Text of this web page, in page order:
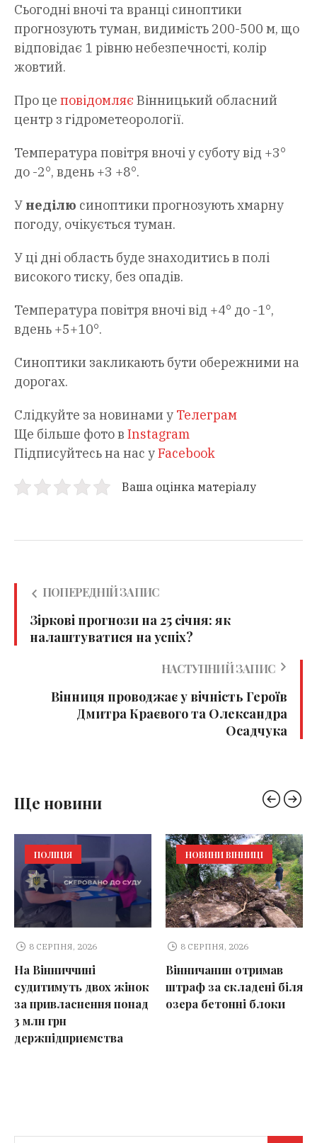
Сьогодні вночі та вранці синоптики
прогнозують туман, видимість 200-500 м, що
відповідає 1 рівню небезпечності, колір
жовтий.
Про це повідомляє Вінницький обласний
центр з гідрометеорології.
Температура повітря вночі у суботу від +3°
до -2°, вдень +3 +8°.
У неділю синоптики прогнозують хмарну
погоду, очікується туман.
У ці дні область буде знаходитись в полі
високого тиску, без опадів.
Температура повітря вночі від +4° до -1°,
вдень +5+10°.
Синоптики закликають бути обережними на
дорогах.
Слідкуйте за новинами у Телеграм
Ще більше фото в Instagram
Підписуйтесь на нас уFacebook
Ваша оцінка матеріалу
ПОПЕРЕДНІЙ ЗАПИС
Зіркові прогнози на 25 січня: як
налаштуватися на успіх?
НАСТУПНИЙ ЗАПИС
Вінниця проводжає у вічність Героїв
Дмитра Краєвого та Олександра
Осадчука
Ще новини
ПОЛІЦІЯ
8 СЕРПНЯ, 2026
На Вінниччині
судитимуть двох жінок
за привласнення понад
3 млн грн
держпідприємства
НОВИНИ ВІННИЦІ
8 СЕРПНЯ, 2026
Вінничанин отримав
штраф за складені біля
озера бетонні блоки